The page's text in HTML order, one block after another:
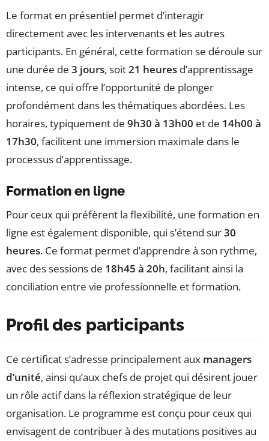
Le format en présentiel permet d’interagir
directement avec les intervenants et les autres
participants. En général, cette formation se déroule sur
une durée de 3 jours, soit21 heures d’apprentissage
intense, ce qui offre l’opportunité de plonger
profondément dans les thématiques abordées. Les
horaires, typiquement de 9h30 à 13h00 et de 14h00 à
17h30, facilitent une immersion maximale dans le
processus d’apprentissage.
Formation en ligne
Pour ceux qui préfèrent la flexibilité, une formation en
ligne est également disponible, qui s’étend sur30
heures. Ce format permet d’apprendre à son rythme,
avec des sessions de 18h45 à 20h, facilitant ainsi la
conciliation entre vie professionnelle et formation.
Profil des participants
Ce certificat s’adresse principalement aux managers
d’unité, ainsi qu’aux chefs de projet qui désirent jouer
un rôle actif dans la réflexion stratégique de leur
organisation. Le programme est conçu pour ceux qui
envisagent de contribuer à des mutations positives au